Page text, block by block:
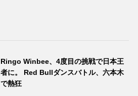
Ringo Winbee、4度目の挑戦で日本王
者に。 Red Bullダンスバトル、六本木
で熱狂